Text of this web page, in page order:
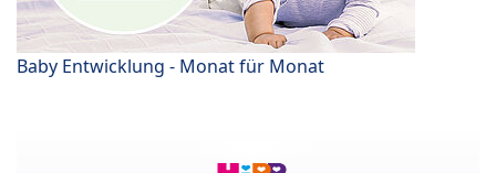
Baby Entwicklung - Monat für Monat